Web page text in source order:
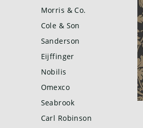
Morris & Co.
Cole & Son
Sanderson
Eijffinger
Nobilis
Omexco
Seabrook
Carl Robinson